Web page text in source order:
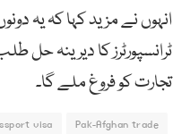
انہوں نے مزید کہا کہ یہ
ٹرانسپورٹرز کا دیرینہ حل
تجارت کو فروغ ملے گا۔
Pak-Afghan trade
visa